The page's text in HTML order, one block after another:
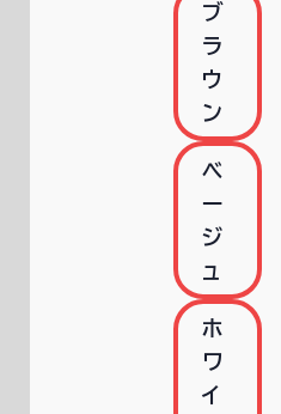
ブ
ラ
ウ
ン
ベ
ー
ジ
ュ
ホ
ワ
イ